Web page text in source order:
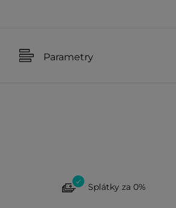
Parametry
Splátky za 0%